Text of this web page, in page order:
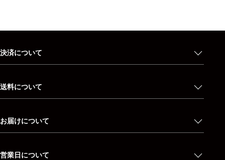
決済について
送料について
お届けについて
営業日について